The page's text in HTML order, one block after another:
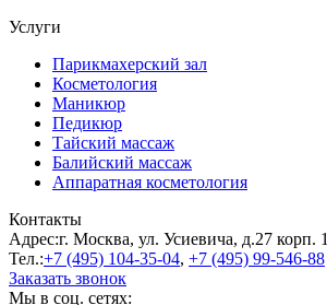
Услуги
Парикмахерский зал
Косметология
Маникюр
Педикюр
Тайский массаж
Балийский массаж
Аппаратная косметология
Контакты
Адрес:г. Москва, ул. Усиевича, д.27 корп. 1
Тел.:+7 (495) 104-35-04, +7 (495) 99-546-88
Заказать звонок
Мы в соц. сетях: